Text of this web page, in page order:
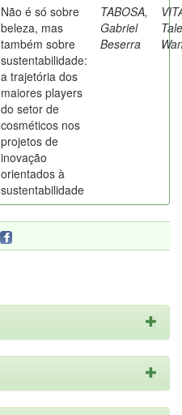
Não é só sobre
beleza, mas
também sobre
sustentabilidade:
a trajetória dos
maiores players
do setor de
cosméticos nos
projetos de
inovação
orientados à
sustentabilidade
TABOSA,
Gabriel
Beserra